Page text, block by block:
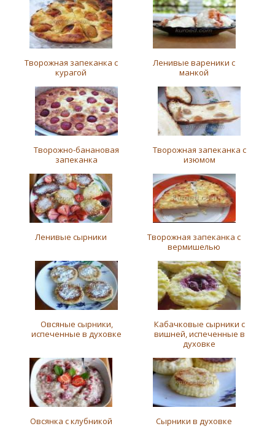
Творожная запеканка с
курагой
Ленивые вареники с
манкой
Творожно-банановая
запеканка
Творожная запеканка с
изюмом
Ленивые сырники
Творожная запеканка с
вермишелью
Овсяные сырники,
испеченные в духовке
Кабачковые сырники с
вишней, испеченные в
духовке
Овсянка с клубникой Сырники в духовке